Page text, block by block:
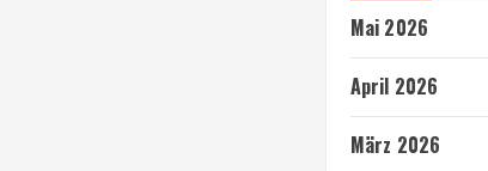
Mai 2026
April 2026
März 2026